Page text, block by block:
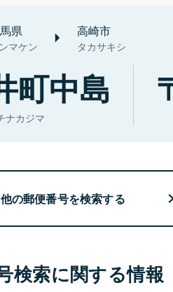
県
マケン
高崎市
タカサキシ
町中島
ナカジマ
他の郵便番号を検索する
検索に関する情報